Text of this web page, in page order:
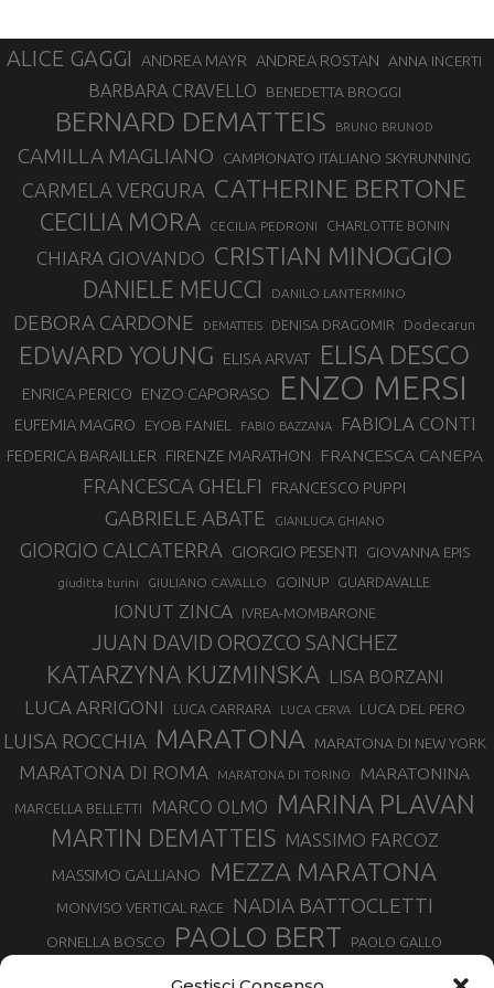
ALICE GAGGI ANDREA MAYR ANDREA ROSTAN ANNA INCERTI
BARBARA CRAVELLO BENEDETTA BROGGI
BERNARD DEMATTEIS BRUNO BRUNOD
CAMILLA MAGLIANO CAMPIONATO ITALIANO SKYRUNNING
CARMELA VERGURA CATHERINE BERTONE
CECILIA MORA CECILIA PEDRONI CHARLOTTE BONIN
CHIARA GIOVANDO CRISTIAN MINOGGIO
DANIELE MEUCCI DANILO LANTERMINO
DEBORA CARDONE DEMATTEIS DENISA DRAGOMIR Dodecarun
EDWARD YOUNG ELISA ARVAT ELISA DESCO
ENRICA PERICO ENZO CAPORASO ENZO MERSI
EUFEMIA MAGRO EYOB FANIEL FABIO BAZZANA FABIOLA CONTI
FEDERICA BARAILLER FIRENZE MARATHON FRANCESCA CANEPA
FRANCESCA GHELFI FRANCESCO PUPPI
GABRIELE ABATE GIANLUCA GHIANO
GIORGIO CALCATERRA GIORGIO PESENTI GIOVANNA EPIS
giuditta turini GIULIANO CAVALLO GOINUP GUARDAVALLE
IONUT ZINCA IVREA-MOMBARONE
JUAN DAVID OROZCO SANCHEZ
KATARZYNA KUZMINSKA LISA BORZANI
LUCA ARRIGONI LUCA CARRARA LUCA CERVA LUCA DEL PERO
LUISA ROCCHIA MARATONA MARATONA DI NEW YORK
MARATONA DI ROMA MARATONA DI TORINO MARATONINA
MARCELLA BELLETTI MARCO OLMO MARINA PLAVAN
MARTIN DEMATTEIS MASSIMO FARCOZ
MASSIMO GALLIANO MEZZA MARATONA
MONVISO VERTICAL RACE NADIA BATTOCLETTI
ORNELLA BOSCO PAOLO BERT PAOLO GALLO